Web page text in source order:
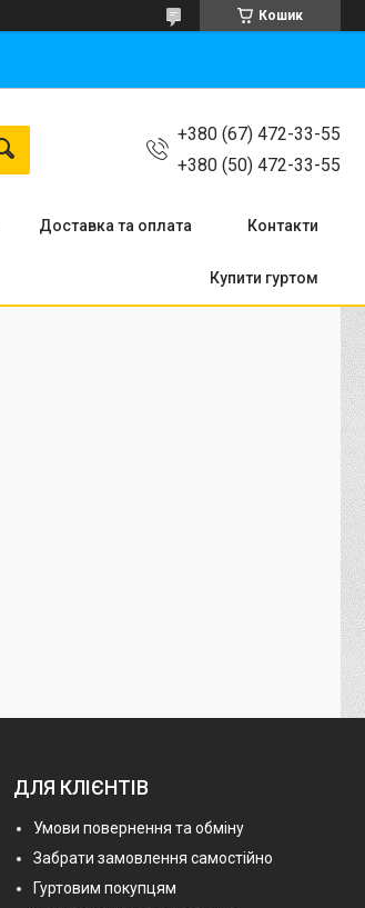
Кошик
+380 (67) 472-33-55
+380 (50) 472-33-55
Доставка та оплата Контакти
Купити гуртом
ДЛЯ КЛІЄНТІВ
Умови повернення та обміну
Забрати замовлення самостійно
Гуртовим покупцям